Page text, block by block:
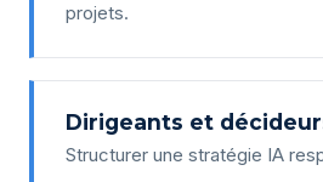
projets.
Dirigeants et
Structurer une stratégie IA